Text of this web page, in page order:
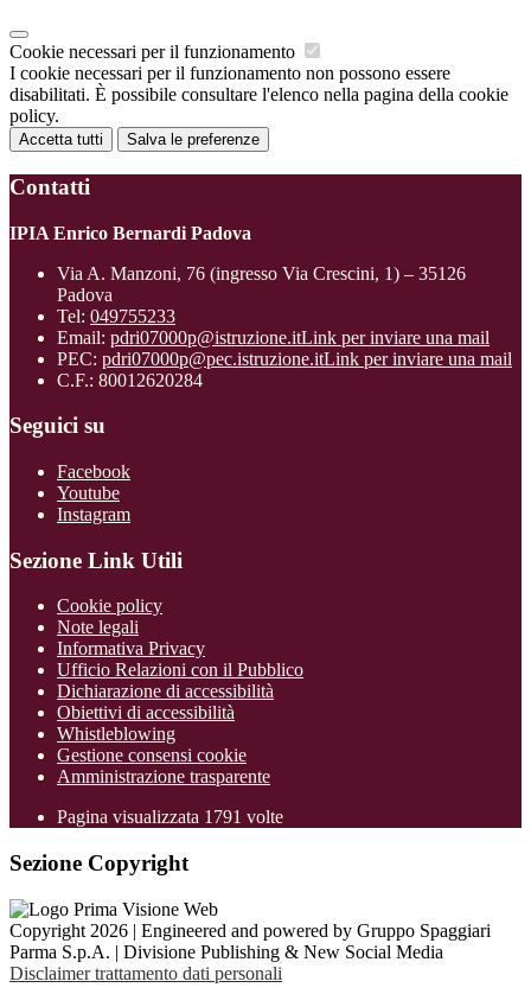
Cookie necessari per il funzionamento
I cookie necessari per il funzionamento non possono essere
disabilitati. È possibile consultare l'elenco nella pagina della cookie
policy.
Accetta tutti Salva le preferenze
Contatti
IPIA Enrico Bernardi Padova
Via A. Manzoni, 76 (ingresso Via Crescini, 1) – 35126
Padova
Tel: 049755233
Email: pdri07000p@istruzione.itLink per inviare una mail
PEC: pdri07000p@pec.istruzione.itLink per inviare una mail
C.F.: 80012620284
Seguici su
Facebook
Youtube
Instagram
Sezione Link Utili
Cookie policy
Note legali
Informativa Privacy
Ufficio Relazioni con il Pubblico
Dichiarazione di accessibilità
Obiettivi di accessibilità
Whistleblowing
Gestione consensi cookie
Amministrazione trasparente
Pagina visualizzata 1791 volte
Sezione Copyright
Copyright 2026 | Engineered and powered by Gruppo Spaggiari
Parma S.p.A. | Divisione Publishing & New Social Media
Disclaimer trattamento dati personali